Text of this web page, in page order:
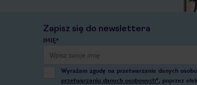
Zapisz się do newslettera
IMIĘ*
Wyrażam zgodę na przetwarzanie danych
przetwarzaniu danych osobowych”, poprzez